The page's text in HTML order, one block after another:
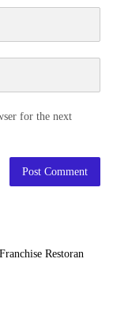
for the next
Restoran